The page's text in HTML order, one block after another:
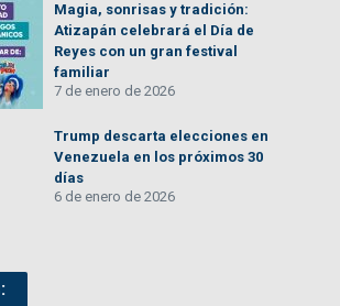
Magia, sonrisas y tradición:
Atizapán celebrará el Día de
Reyes con un gran festival
familiar
7 de enero de 2026
Trump descarta elecciones en
Venezuela en los próximos 30
días
6 de enero de 2026